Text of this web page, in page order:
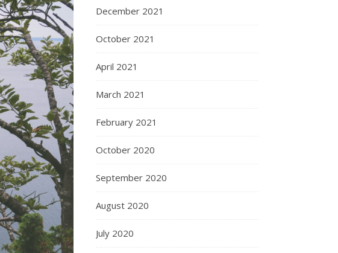
December 2021
October 2021
April 2021
March 2021
February 2021
October 2020
September 2020
August 2020
July 2020